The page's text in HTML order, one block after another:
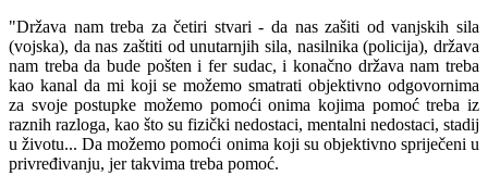
"Država nam treba za četiri stvari - da nas zašiti od vanjskih sila
(vojska), da nas zaštiti od unutarnjih sila, nasilnika (policija), država
nam treba da bude pošten i fer sudac, i konačno država nam treba
kao kanal da mi koji se možemo smatrati objektivno odgovornima
za svoje postupke možemo pomoći onima kojima pomoć treba iz
raznih razloga, kao što su fizički nedostaci, mentalni nedostaci, stadij
u životu... Da možemo pomoći onima koji su objektivno spriječeni u
privređivanju, jer takvima treba pomoć.